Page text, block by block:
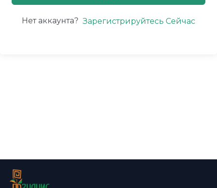
Нет аккаунта? Зарегистрируйтесь Сейчас